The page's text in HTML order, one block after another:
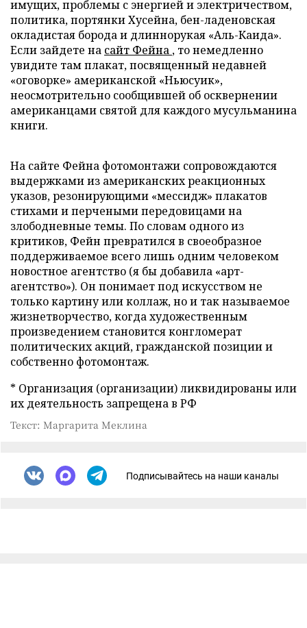
имущих, проблемы с энергией и электричеством,
политика, портянки Хусейна, бен-ладеновская
окладистая борода и длиннорукая «Аль-Каида».
Если зайдете на сайт Фейна , то немедленно
увидите там плакат, посвященный недавней
«оговорке» американской «Ньюсуик»,
неосмотрительно сообщившей об осквернении
американцами святой для каждого мусульманина
книги.
На сайте Фейна фотомонтажи сопровождаются
выдержками из американских реакционных
указов, резонирующими «мессидж» плакатов
стихами и перчеными передовицами на
злободневные темы. По словам одного из
критиков, Фейн превратился в своеобразное
поддерживаемое всего лишь одним человеком
новостное агентство (я бы добавила «арт-
агентство»). Он понимает под искусством не
только картину или коллаж, но и так называемое
жизнетворчество, когда художественным
произведением становится конгломерат
политических акций, гражданской позиции и
собственно фотомонтаж.
* Организация (организации) ликвидированы или
их деятельность запрещена в РФ
Текст: Маргарита Меклина
Подписывайтесь на наши каналы